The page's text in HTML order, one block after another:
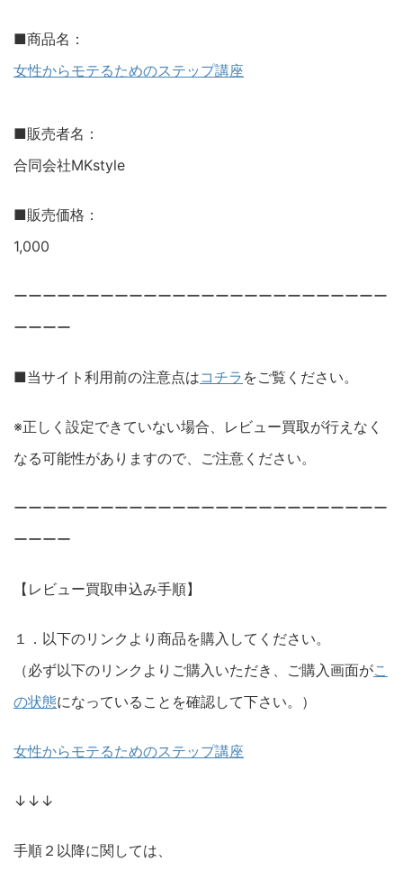
■商品名：
女性からモテるためのステップ講座
■販売者名：
合同会社MKstyle
■販売価格：
1,000
ーーーーーーーーーーーーーーーーーーーーーーーーーー
ーーーー
■当サイト利用前の注意点はコチラ をご覧ください。
※正しく設定できていない場合、レビュー買取が行えなく
なる可能性がありますので、ご注意ください。
ーーーーーーーーーーーーーーーーーーーーーーーーーー
ーーーー
【レビュー買取申込み手順】
１．以下のリンクより商品を購入してください。
（必ず以下のリンクよりご購入いただき、ご購入画面がこ
の状態になっていることを確認して下さい。）
女性からモテるためのステップ講座
↓↓↓
手順２以降に関しては、